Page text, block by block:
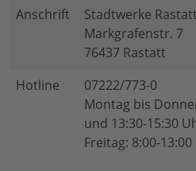
Anschrift
Stadtwerke
Markgrafenstr. 7
76437 Rastatt
Hotline
07222/773-0
Montag bis
und 13:30-15:30
Freitag: 8:00-